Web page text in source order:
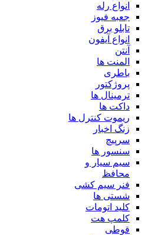
انواع رله
جعبه فیوز
تابلو برق
انواع آیفون
آنتن
المنت ها
باطری
پروژکتور
ترمینال ها
داکت ها
ریموت کنترل ها
زنگ اخبار
سرپیچ
سنسور ها
سیم سیار و
محافظ
فنر سیم کشی
شستی ها
کلید اتومات
کلمپ هت
قوطی